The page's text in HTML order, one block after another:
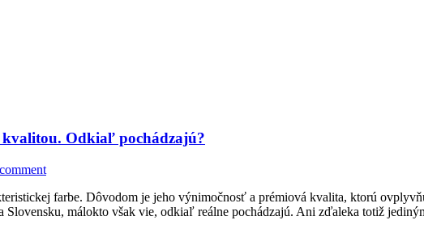
Odkiaľ pochádzajú?
farbe. Dôvodom je jeho výnimočnosť a prémiová kvalita, ktorú
málokto však vie, odkiaľ reálne pochádzajú. Ani zďaleka totiž